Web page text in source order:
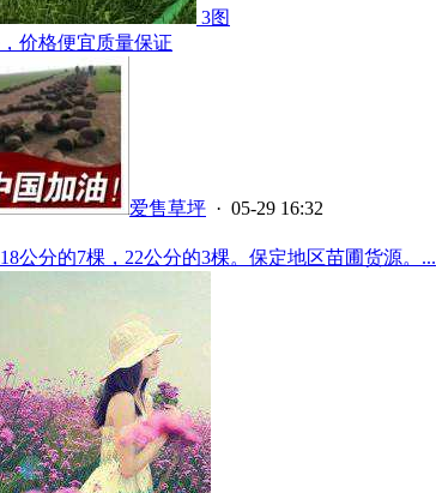
3图
价格便宜质量保证
爱售草坪 · 05-29 16:32
公分的7棵，22公分的3棵。保定地区苗圃货源。...